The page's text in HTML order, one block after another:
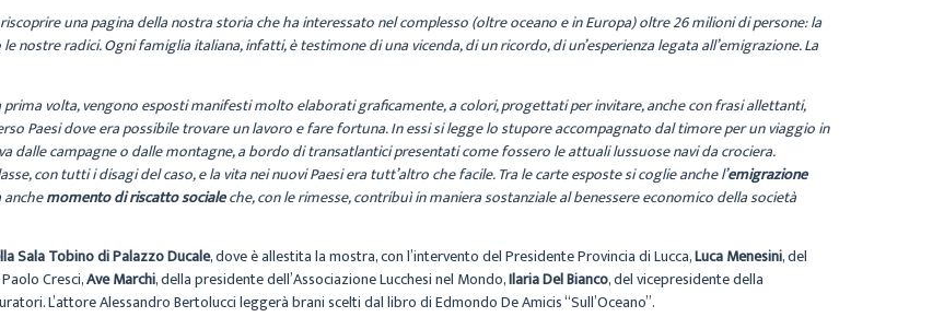
una pagina della nostra storia che ha interessato nel complesso (oltre oceano e in Europa) oltre 26 milioni di persone: la
nostre radici. Ogni famiglia italiana, infatti, è testimone di una vicenda, di un ricordo, di un’esperienza legata all’emigrazione. La
volta, vengono esposti manifesti molto elaborati graficamente, a colori, progettati per invitare, anche con frasi allettanti,
Paesi dove era possibile trovare un lavoro e fare fortuna. In essi si legge lo stupore accompagnato dal timore per un viaggio in
dalle campagne o dalle montagne, a bordo di transatlantici presentati come fossero le attuali lussuose navi da crociera.
con tutti i disagi del caso, e la vita nei nuovi Paesi era tutt’altro che facile. Tra le carte esposte si coglie anche l’emigrazione
momento di riscatto socialeche, con le rimesse, contribuì in maniera sostanziale al benessere economico della società
Sala Tobino di Palazzo Ducale, dove è allestita la mostra, con l’intervento del Presidente Provincia di Lucca,Luca Menesini, del
Cresci,Ave Marchi, della presidente dell’Associazione Lucchesi nel Mondo,Ilaria Del Bianco, del vicepresidente della
L’attore Alessandro Bertolucci leggerà brani scelti dal libro di Edmondo De Amicis “Sull’Oceano”.